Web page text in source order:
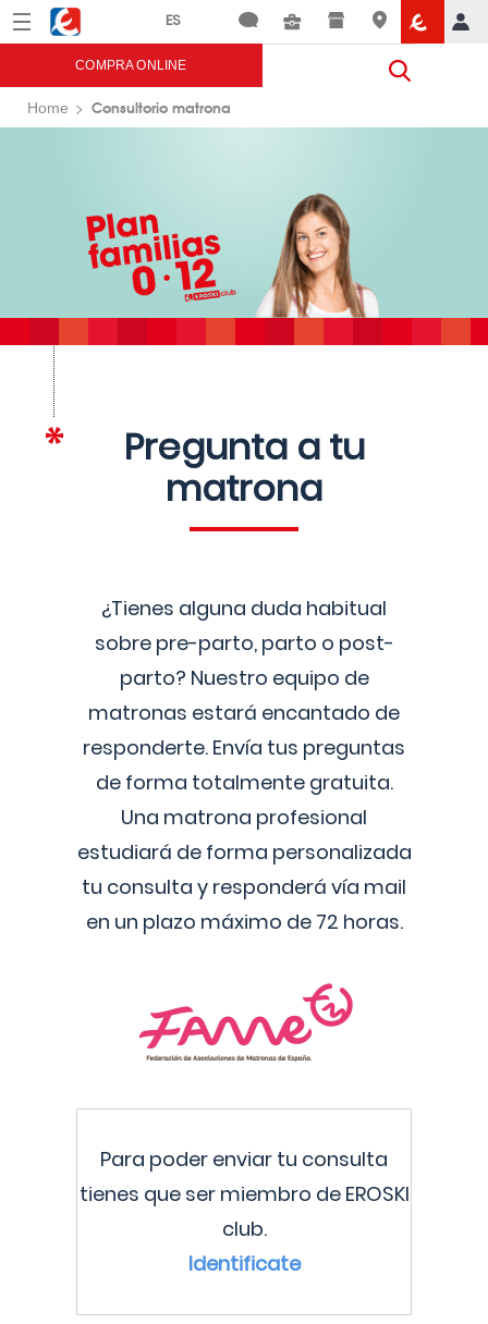
Menú Eroski
COMPRA ONLINE
Home Consultorio matrona
Pregunta a tu
matrona
¿Tienes alguna duda habitual
sobre pre-parto, parto o post-
parto? Nuestro equipo de
matronas estará encantado de
responderte. Envía tus preguntas
de forma totalmente gratuita.
Una matrona profesional
estudiará de forma personalizada
tu consulta y responderá vía mail
en un plazo máximo de 72 horas.
Para poder enviar tu consulta
tienes que ser miembro de EROSKI
club.
Identificate